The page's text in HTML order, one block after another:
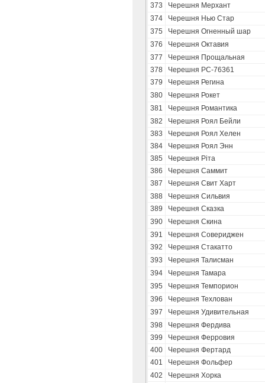
373
Черешня Мерхант
374
Черешня Нью Стар
375
Черешня Огненный шар
376
Черешня Октавия
377
Черешня Прощальная
378
Черешня РС-76361
379
Черешня Регина
380
Черешня Рокет
381
Черешня Романтика
382
Черешня Роял Бейли
383
Черешня Роял Хелен
384
Черешня Роял Энн
385
Черешня Ріта
386
Черешня Саммит
387
Черешня Свит Харт
388
Черешня Сильвия
389
Черешня Сказка
390
Черешня Скина
391
Черешня Совериджен
392
Черешня Стакатто
393
Черешня Талисман
394
Черешня Тамара
395
Черешня Темпорион
396
Черешня Техлован
397
Черешня Удивительная
398
Черешня Фердива
399
Черешня Ферровия
400
Черешня Фертард
401
Черешня Фольфер
402
Черешня Хорка